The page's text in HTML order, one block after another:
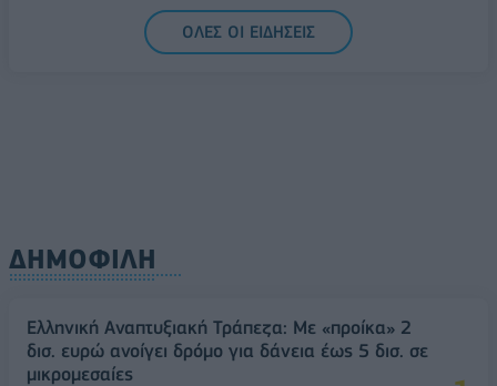
5G παντού, 6G στον ορίζοντα: Πού βρίσκεται η
Ελλάδα στη μεγάλη τεχνολογική μετάβαση
ΟΛΕΣ ΟΙ ΕΙΔΗΣΕΙΣ
ΔΗΜΟΦΙΛΗ
Ελληνική Αναπτυξιακή Τράπεζα: Με «προίκα» 2
δισ. ευρώ ανοίγει δρόμο για δάνεια έως 5 δισ. σε
μικρομεσαίες